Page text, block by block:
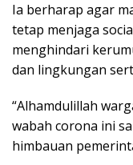
Ia berharap agar
tetap menjaga
menghindari
dan lingkungan
“Alhamdulillah
wabah corona ini
himbauan